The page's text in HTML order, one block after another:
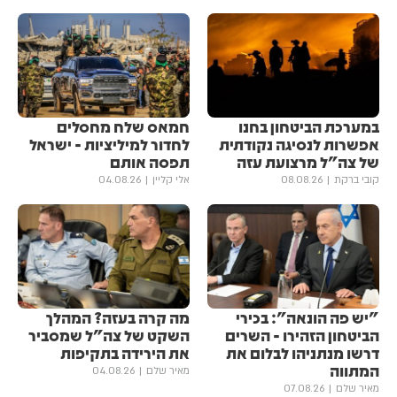
במערכת הביטחון בחנו
אפשרות לנסיגה נקודתית
של צה"ל מרצועת עזה
קובי ברקת 08.08.26
חמאס שלח מחסלים
לחדור למיליציות - ישראל
תפסה אותם
אלי קליין 04.08.26
"יש פה הונאה": בכירי
הביטחון הזהירו - השרים
דרשו מנתניהו לבלום את
המתווה
מאיר שלם 07.08.26
מה קרה בעזה? המהלך
השקט של צה"ל שמסביר
את הירידה בתקיפות
מאיר שלם 04.08.26